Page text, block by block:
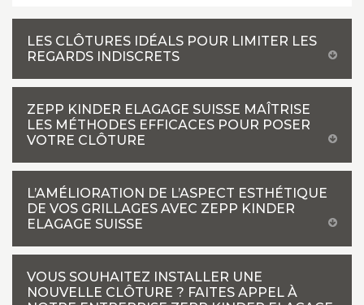
LES CLÔTURES IDÉALS POUR LIMITER LES
REGARDS INDISCRETS
ZEPP KINDER ELAGAGE SUISSE MAÎTRISE
LES MÉTHODES EFFICACES POUR POSER
VOTRE CLÔTURE
L’AMÉLIORATION DE L’ASPECT ESTHÉTIQUE
DE VOS GRILLAGES AVEC ZEPP KINDER
ELAGAGE SUISSE
VOUS SOUHAITEZ INSTALLER UNE
NOUVELLE CLÔTURE ? FAITES APPEL À